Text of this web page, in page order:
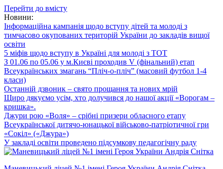
Перейти до вмісту
Новини:
Інформаційна кампанія щодо вступу дітей та молоді з
тимчасово окупованих територій України до закладів вищої
освіти
5 міфів щодо вступу в Україні для молоді з ТОТ
З 01.06 по 05.06 у м.Києві проходив V (фінальний) етап
Всеукраїнських змагань “Пліч-о-пліч” (масовий футбол 1-4
класи)
Останній дзвоник – свято прощання та нових мрій
Щиро дякуємо усім, хто долучився до нашої акції «Ворогам –
кришка».
Джури рою «Воля» – срібні призери обласного етапу
Всеукраїнської дитячо-юнацької військово-патріотичної гри
«Сокіл» («Джура»)
У закладі освіти проведено підсумкову педагогічну раду